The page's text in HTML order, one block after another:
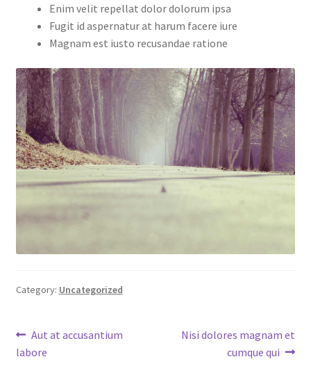
Enim velit repellat dolor dolorum ipsa
Fugit id aspernatur at harum facere iure
Magnam est iusto recusandae ratione
Category: Uncategorized
Post
navigation
Previous
post:
Aut at accusantium
labore
Next
Nisi dolores magnam et
cumque qui